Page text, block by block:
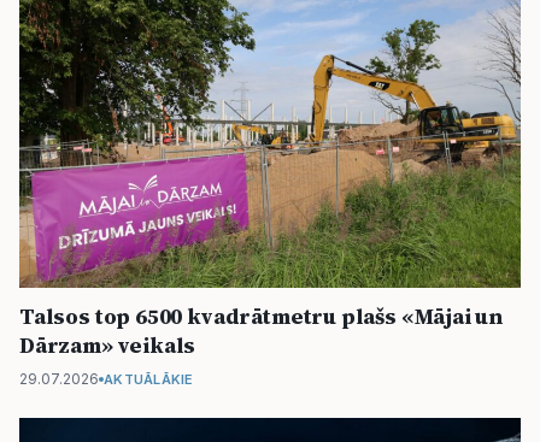
Talsos top 6500 kvadrātmetru plašs «Mājai un
Dārzam» veikals
29.07.2026 AKTUĀLĀKIE